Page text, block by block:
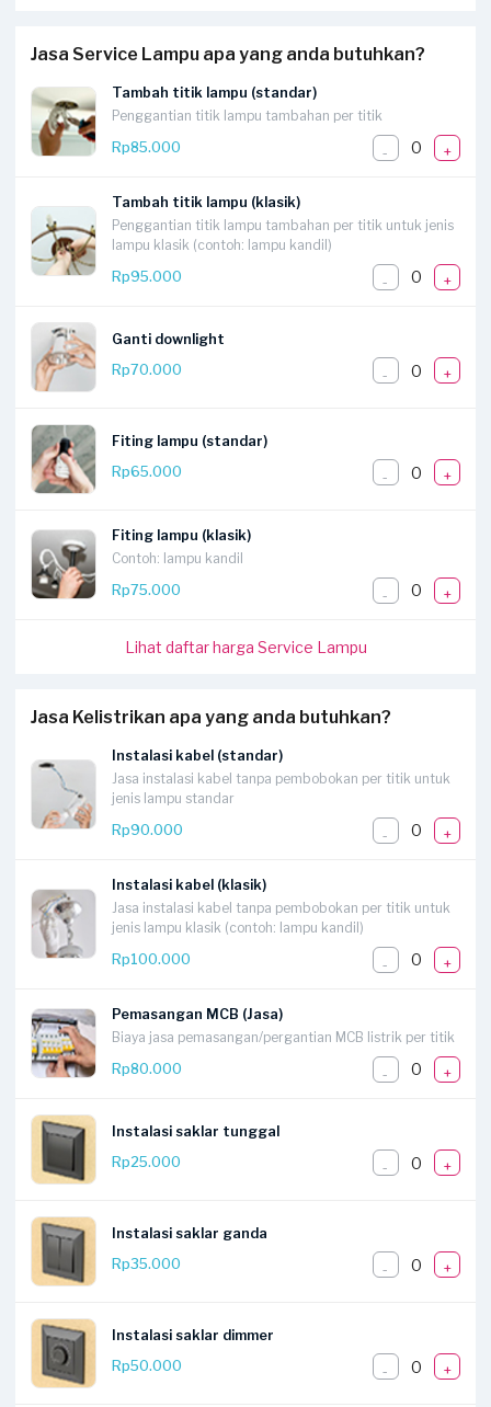
Jasa Service Lampu apa yang anda butuhkan?
Tambah titik lampu (standar)
Penggantian titik lampu tambahan per titik
Rp85.000
- 0 +
Tambah titik lampu (klasik)
Penggantian titik lampu tambahan per titik untuk jenis
lampu klasik (contoh: lampu kandil)
Rp95.000
- 0 +
Ganti downlight
Rp70.000
- 0 +
Fiting lampu (standar)
Rp65.000
- 0 +
Fiting lampu (klasik)
Contoh: lampu kandil
Rp75.000
- 0 +
Lihat daftar harga Service Lampu
Jasa Kelistrikan apa yang anda butuhkan?
Instalasi kabel (standar)
Jasa instalasi kabel tanpa pembobokan per titik untuk
jenis lampu standar
Rp90.000
- 0 +
Instalasi kabel (klasik)
Jasa instalasi kabel tanpa pembobokan per titik untuk
jenis lampu klasik (contoh: lampu kandil)
Rp100.000
- 0 +
Pemasangan MCB (Jasa)
Biaya jasa pemasangan/pergantian MCB listrik per titik
Rp80.000
- 0 +
Instalasi saklar tunggal
Rp25.000
- 0 +
Instalasi saklar ganda
Rp35.000
- 0 +
Instalasi saklar dimmer
Rp50.000
- 0 +